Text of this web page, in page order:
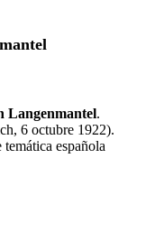
Langenmantel.
6 octubre 1922).
española